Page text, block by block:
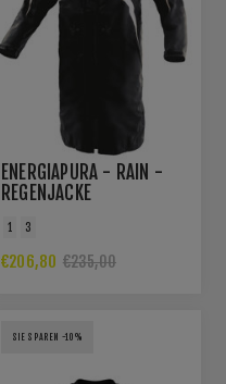
ENERGIAPURA - RAIN -
REGENJACKE
1 3
€206,80 €235,00
SIE SPAREN -10%